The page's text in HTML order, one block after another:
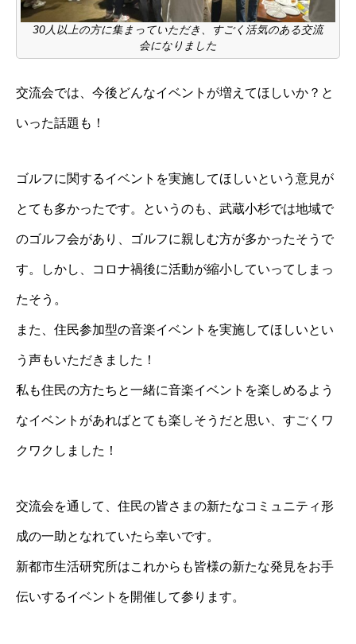
30人以上の方に集まっていただき、すごく活気のある交流
会になりました
交流会では、今後どんなイベントが増えてほしいか？と
いった話題も！
ゴルフに関するイベントを実施してほしいという意見が
とても多かったです。というのも、武蔵小杉では地域で
のゴルフ会があり、ゴルフに親しむ方が多かったそうで
す。しかし、コロナ禍後に活動が縮小していってしまっ
たそう。
また、住民参加型の音楽イベントを実施してほしいとい
う声もいただきました！
私も住民の方たちと一緒に音楽イベントを楽しめるよう
なイベントがあればとても楽しそうだと思い、すごくワ
クワクしました！
交流会を通して、住民の皆さまの新たなコミュニティ形
成の一助となれていたら幸いです。
新都市生活研究所はこれからも皆様の新たな発見をお手
伝いするイベントを開催して参ります。